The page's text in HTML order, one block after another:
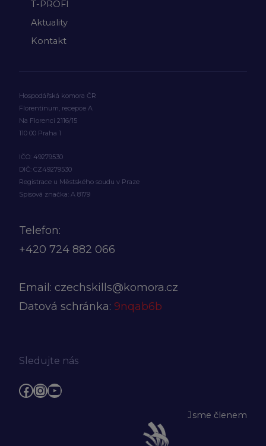
T-PROFI
Aktuality
Kontakt
Hospodářská komora ČR
Florentinum, recepce A
Na Florenci 2116/15
110 00 Praha 1
IČO: 49279530
DIČ: CZ49279530
Registrace u Městského soudu v Praze
Spisová značka: A 8179
Telefon:
+420 724 882 066
Email: czechskills@komora.cz
Datová schránka: 9nqab6b
Sledujte nás
Facebook
Instagram
YouTube
Jsme členem